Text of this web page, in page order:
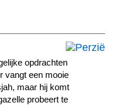
opdrachten
vangt een mooie
maar hij komt
probeert te